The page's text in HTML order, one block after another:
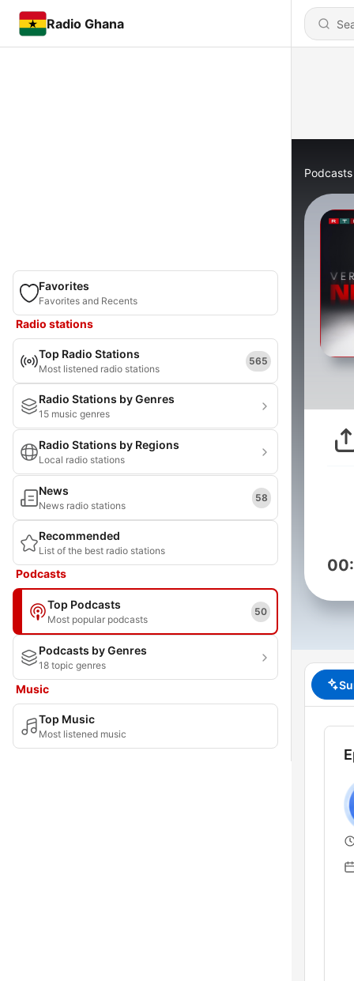
Radio Ghana
Favorites
Favorites and Recents
Radio stations
Top Radio Stations
Most listened radio stations
565
Radio Stations by Genres
15 music genres
Radio Stations by Regions
Local radio stations
News
News radio stations
58
Recommended
List of the best radio stations
Podcasts
Top Podcasts
Most popular podcasts
50
Podcasts by Genres
18 topic genres
Music
Top Music
Most listened music
Podcasts